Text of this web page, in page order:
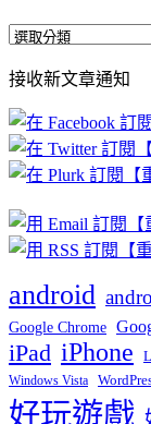
全
文
章
分
類
接收新文章通知
android
Google Chrome
iPad iPhone
Windows Vista
好玩遊戲